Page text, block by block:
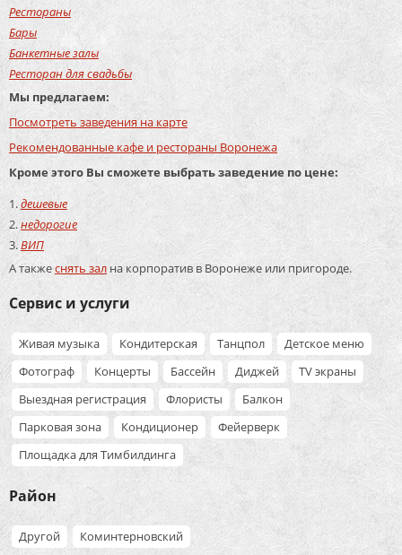
Рестораны
Бары
Банкетные залы
Ресторан для свадьбы
Мы предлагаем:
Посмотреть заведения на карте
Рекомендованные кафе и рестораны Воронежа
Кроме этого Вы сможете выбрать заведение по цене:
дешевые
недорогие
ВИП
А такжеснять зал на корпоратив в Воронеже или пригороде.
Сервис и услуги
Живая музыка Кондитерская Танцпол
Детское меню
Фотограф
Концерты Бассейн Диджей
TV экраны
Выездная регистрация
Флористы
Балкон
Парковая зона
Кондиционер
Фейерверк
Площадка для Тимбилдинга
Район
Другой Коминтерновский